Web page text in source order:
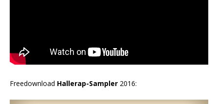
Freedownload Hallerap-Sampler 2016: